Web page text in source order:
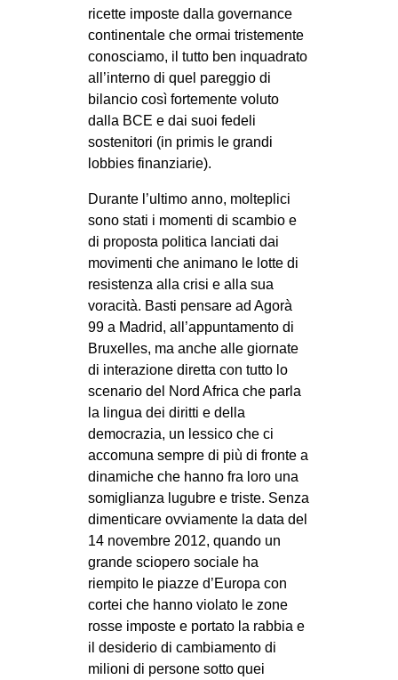
tw
bsky
ms
SEARCH
ricette imposte dalla governance
continentale che ormai tristemente
conosciamo, il tutto ben inquadrato
all’interno di quel pareggio di
bilancio così fortemente voluto
dalla BCE e dai suoi fedeli
sostenitori (in primis le grandi
lobbies finanziarie).
Durante l’ultimo anno, molteplici
sono stati i momenti di scambio e
di proposta politica lanciati dai
movimenti che animano le lotte di
resistenza alla crisi e alla sua
voracità. Basti pensare ad Agorà
99 a Madrid, all’appuntamento di
Bruxelles, ma anche alle giornate
di interazione diretta con tutto lo
scenario del Nord Africa che parla
la lingua dei diritti e della
democrazia, un lessico che ci
accomuna sempre di più di fronte a
dinamiche che hanno fra loro una
somiglianza lugubre e triste. Senza
dimenticare ovviamente la data del
14 novembre 2012, quando un
grande sciopero sociale ha
riempito le piazze d’Europa con
cortei che hanno violato le zone
rosse imposte e portato la rabbia e
il desiderio di cambiamento di
milioni di persone sotto quei